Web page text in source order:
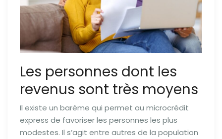
Les personnes dont les
revenus sont très moyens
Il existe un barème qui permet au microcrédit
express de favoriser les personnes les plus
modestes. Il s’agit entre autres de la population